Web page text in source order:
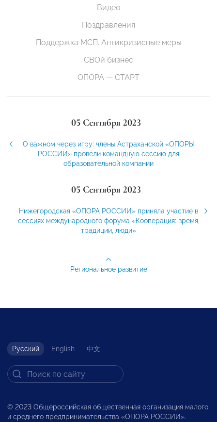
Видео
Поздравления
Поддержка МСП. Антикризисные меры
СВОй бизнес
ОПОРА — СТАРТ
05 Сентября 2023
О важном через игру: члены Астраханской «ОПОРЫ
РОССИИ» провели командную сессию для
образовательной компании
05 Сентября 2023
Нижегородская «ОПОРА РОССИИ» приняла участие в
сессиях международного форума «Кооперация: время,
традиции, люди»
Региональное развитие
Русский English 中文
© 2023 Общероссийская общественная организация малого
и среднего предпринимательства «ОПОРА РОССИИ».